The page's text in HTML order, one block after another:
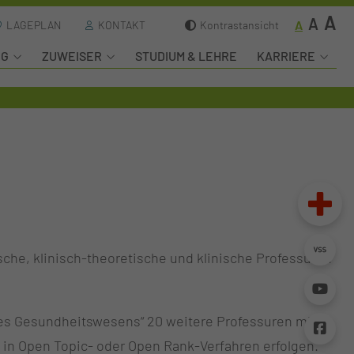
LAGEPLAN KONTAKT Kontrastansicht A A A
ZUWEISER STUDIUM & LEHRE KARRIERE
klinisch-theoretische und klinische Professuren
Gesundheitswesens“ 20 weitere Professuren mit
Open Topic- oder Open Rank-Verfahren erfolgen.